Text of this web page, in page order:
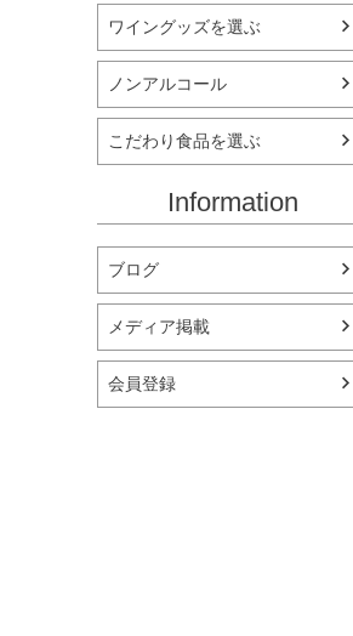
ワイングッズを選ぶ
ノンアルコール
こだわり食品を選ぶ
Information
ブログ
メディア掲載
会員登録